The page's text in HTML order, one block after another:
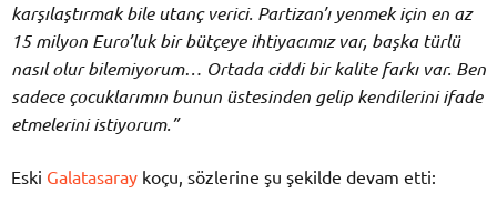
karşılaştırmak bile utanç verici. Partizan’ı yenmek için en az
15 milyon Euro’luk bir bütçeye ihtiyacımız var, başka türlü
nasıl olur bilemiyorum… Ortada ciddi bir kalite farkı var. Ben
sadece çocuklarımın bunun üstesinden gelip kendilerini ifade
etmelerini istiyorum.”
Eski Galatasaray koçu, sözlerine şu şekilde devam etti: